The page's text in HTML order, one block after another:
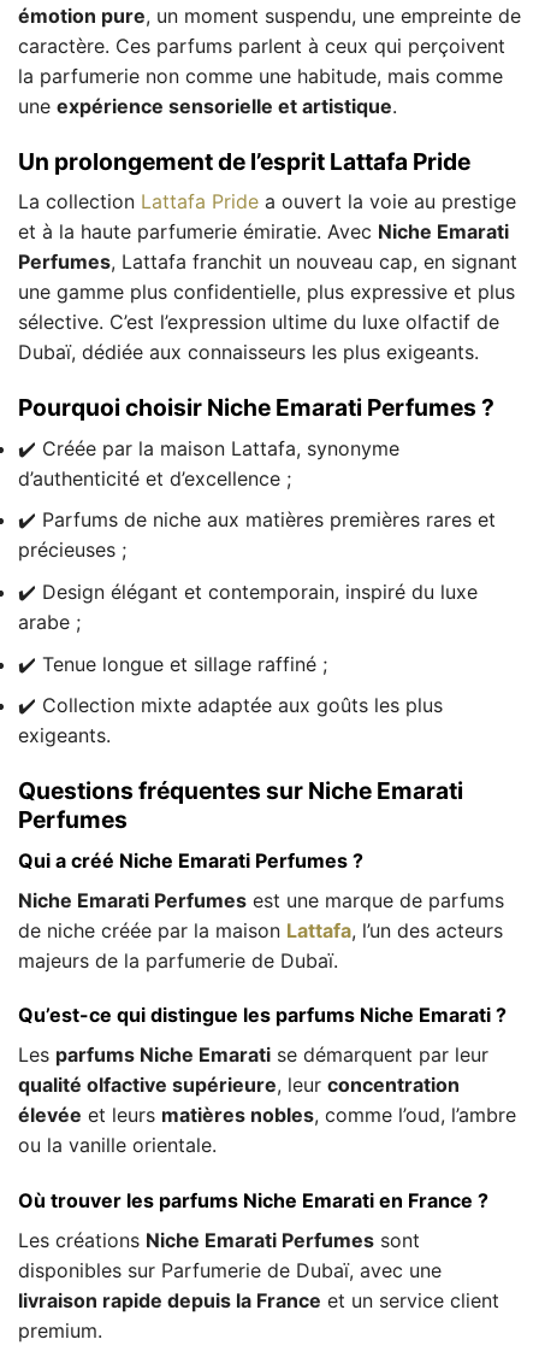
émotion pure, un moment suspendu, une empreinte de
caractère. Ces parfums parlent à ceux qui perçoivent
la parfumerie non comme une habitude, mais comme
une expérience sensorielle et artistique.
Un prolongement de l’esprit Lattafa Pride
La collection Lattafa Pride a ouvert la voie au prestige
et à la haute parfumerie émiratie. Avec Niche Emarati
Perfumes, Lattafa franchit un nouveau cap, en signant
une gamme plus confidentielle, plus expressive et plus
sélective. C’est l’expression ultime du luxe olfactif de
Dubaï, dédiée aux connaisseurs les plus exigeants.
Pourquoi choisir Niche Emarati Perfumes ?
✔️ Créée par la maison Lattafa, synonyme
d’authenticité et d’excellence ;
✔️ Parfums de niche aux matières premières rares et
précieuses ;
✔️ Design élégant et contemporain, inspiré du luxe
arabe ;
✔️ Tenue longue et sillage raffiné ;
✔️ Collection mixte adaptée aux goûts les plus
exigeants.
Questions fréquentes sur Niche Emarati
Perfumes
Qui a créé Niche Emarati Perfumes ?
Niche Emarati Perfumes est une marque de parfums
de niche créée par la maison Lattafa, l’un des acteurs
majeurs de la parfumerie de Dubaï.
Qu’est-ce qui distingue les parfums Niche Emarati ?
Les parfums Niche Emarati se démarquent par leur
qualité olfactive supérieure, leur concentration
élevée et leurs matières nobles, comme l’oud, l’ambre
ou la vanille orientale.
Où trouver les parfums Niche Emarati en France ?
Les créations Niche Emarati Perfumes sont
disponibles sur Parfumerie de Dubaï, avec une
livraison rapide depuis la France et un service client
premium.